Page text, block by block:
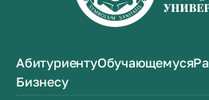
АбитуриентуОбучающемуся
Бизнесу